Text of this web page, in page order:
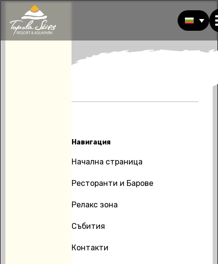
Навигация
Начална страница
Ресторанти и Барове
Релакс зона
Събития
Контакти